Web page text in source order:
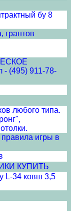
бу 8
грантов
911-78-
любого типа.
игры в
КУПИТЬ
L-34 ковш 3,5